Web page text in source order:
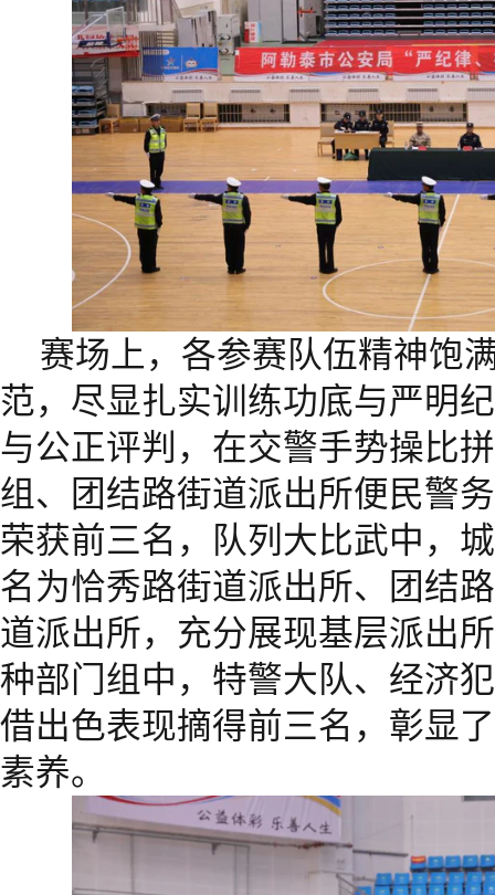
赛场上，各参赛队伍精神饱
范，尽显扎实训练功底与严明
与公正评判，在交警手势操比
组、团结路街道派出所便民警
荣获前三名，队列大比武中，
名为恰秀路街道派出所、团结
道派出所，充分展现基层派出
种部门组中，特警大队、经济
借出色表现摘得前三名，彰显
素养。